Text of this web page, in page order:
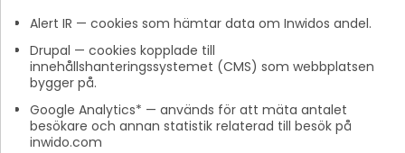
Alert IR — cookies som hämtar data om Inwidos andel.
Drupal — cookies kopplade till
innehållshanteringssystemet (CMS) som webbplatsen
bygger på.
Google Analytics* — används för att mäta antalet
besökare och annan statistik relaterad till besök på
inwido.com